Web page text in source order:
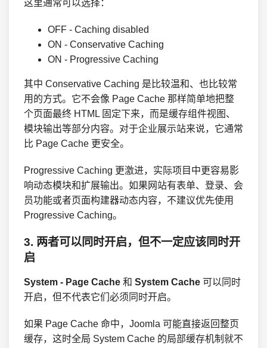
这里通常可以选择：
OFF - Caching disabled
ON - Conservative Caching
ON - Progressive Caching
其中 Conservative Caching 是比较温和、也比较常
用的方式。它不会像 Page Cache 那样简单地把整
个页面最终 HTML 固定下来，而是缓存组件视图、
模块输出等部分内容。对于企业展示站来说，它通常
比 Page Cache 更安全。
Progressive Caching 更激进，实际项目中更容易影
响动态模块和扩展输出。如果网站有表单、登录、会
员功能或者页面构建器动态内容，不建议优先使用
Progressive Caching。
3. 两者可以同时开启，但不一定应该同时开
启
System - Page Cache 和 System Cache 可以同时
开启，但不代表它们必须同时开启。
如果 Page Cache 命中，Joomla 可能直接返回整页
缓存，这时全局 System Cache 的局部缓存机制就不